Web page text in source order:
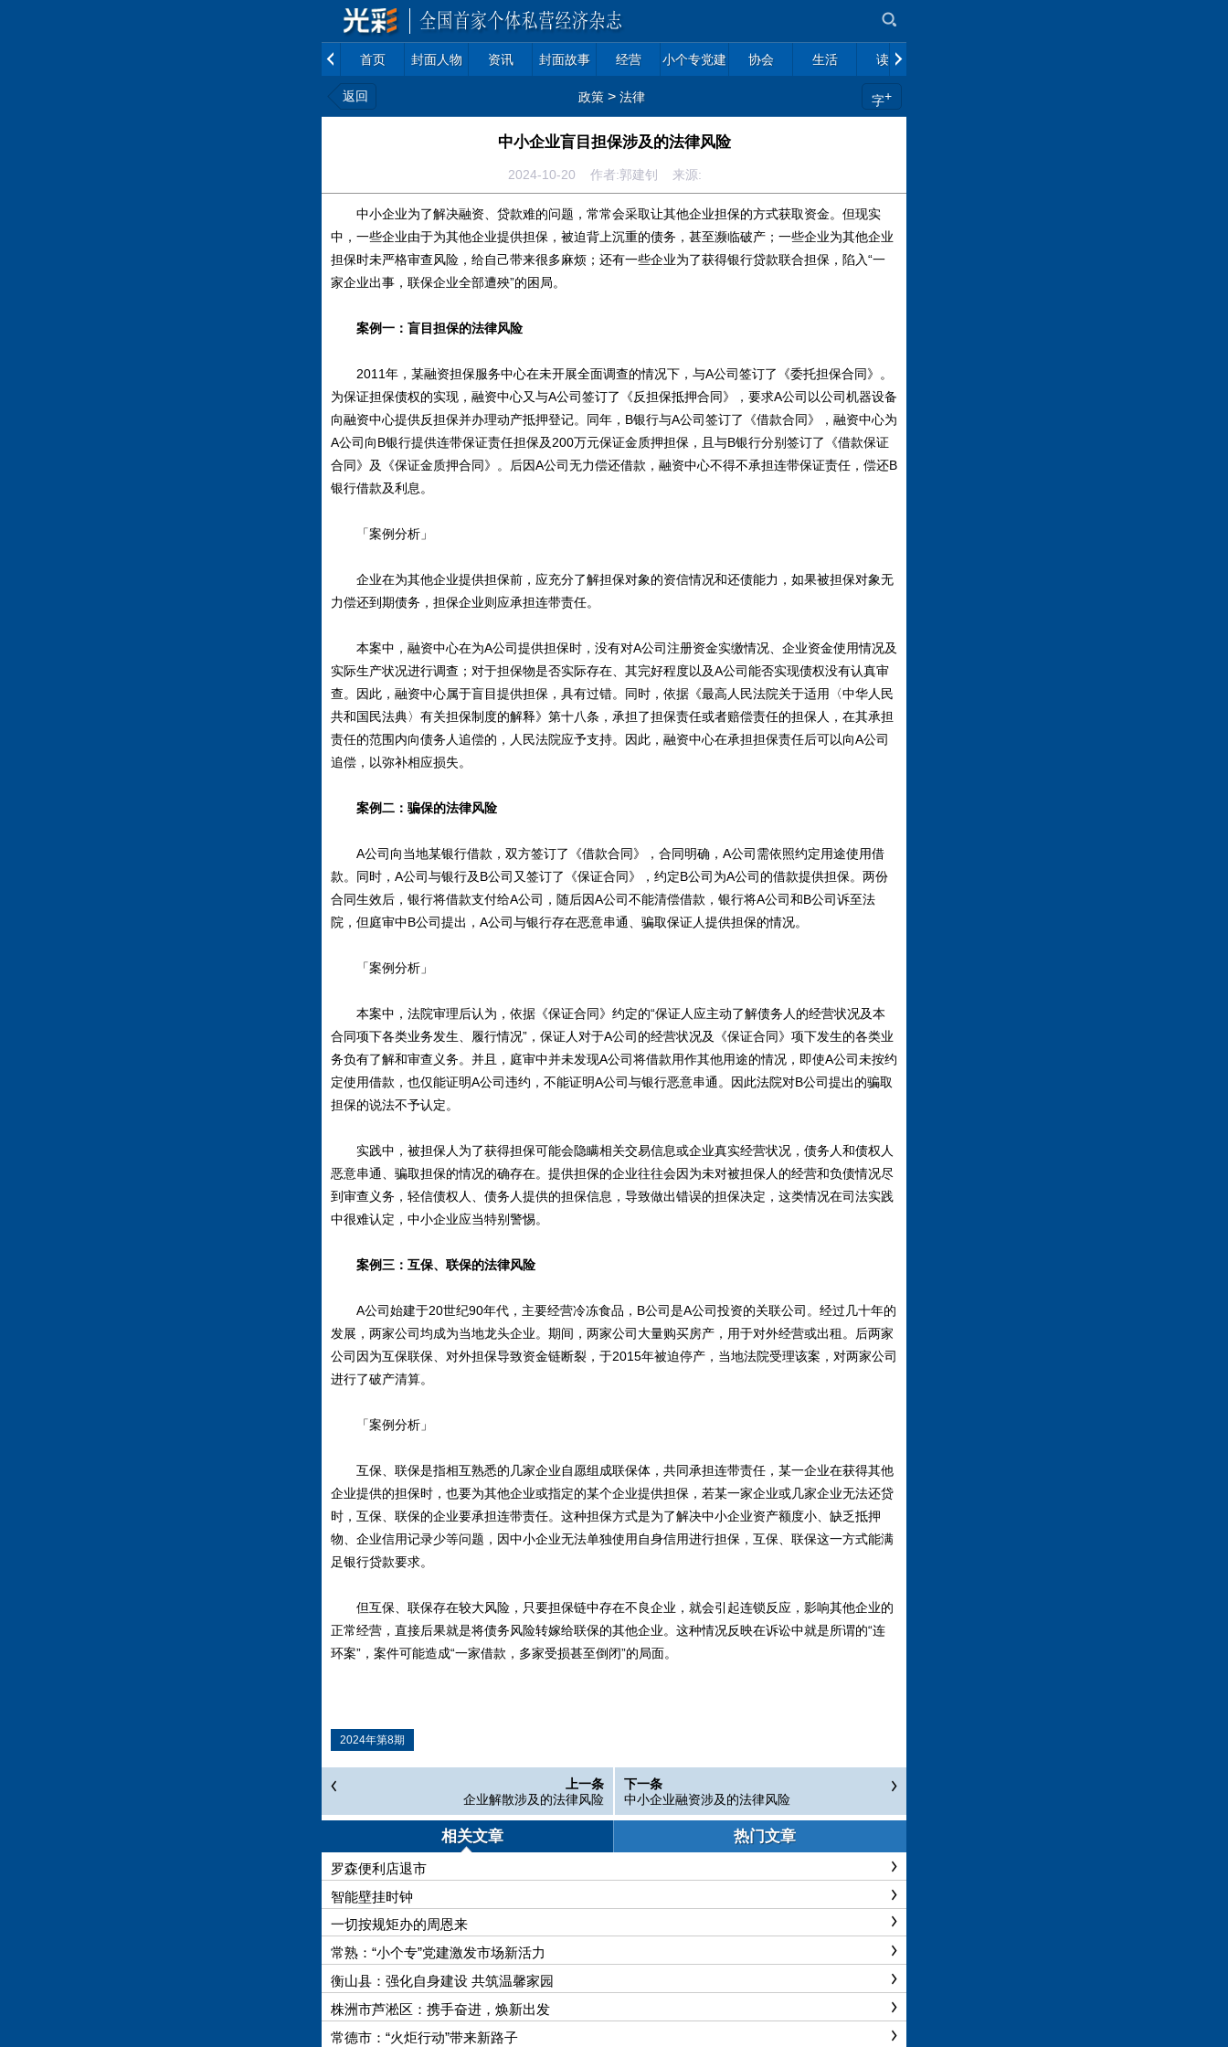
首页 封面人物 资讯 封面故事 经营 小个专党建 协会 生活 读书
返回 政策 > 法律 字+
中小企业盲目担保涉及的法律风险
2024-10-20 作者:郭建钊 来源:
中小企业为了解决融资、贷款难的问题，常常会采取让其他企业担保的方式获取资金。但现实
中，一些企业由于为其他企业提供担保，被迫背上沉重的债务，甚至濒临破产；一些企业为其他企业
担保时未严格审查风险，给自己带来很多麻烦；还有一些企业为了获得银行贷款联合担保，陷入“一
家企业出事，联保企业全部遭殃”的困局。
案例一：盲目担保的法律风险
2011年，某融资担保服务中心在未开展全面调查的情况下，与A公司签订了《委托担保合同》。
为保证担保债权的实现，融资中心又与A公司签订了《反担保抵押合同》，要求A公司以公司机器设备
向融资中心提供反担保并办理动产抵押登记。同年，B银行与A公司签订了《借款合同》，融资中心为
A公司向B银行提供连带保证责任担保及200万元保证金质押担保，且与B银行分别签订了《借款保证
合同》及《保证金质押合同》。后因A公司无力偿还借款，融资中心不得不承担连带保证责任，偿还B
银行借款及利息。
「案例分析」
企业在为其他企业提供担保前，应充分了解担保对象的资信情况和还债能力，如果被担保对象无
力偿还到期债务，担保企业则应承担连带责任。
本案中，融资中心在为A公司提供担保时，没有对A公司注册资金实缴情况、企业资金使用情况及
实际生产状况进行调查；对于担保物是否实际存在、其完好程度以及A公司能否实现债权没有认真审
查。因此，融资中心属于盲目提供担保，具有过错。同时，依据《最高人民法院关于适用〈中华人民
共和国民法典〉有关担保制度的解释》第十八条，承担了担保责任或者赔偿责任的担保人，在其承担
责任的范围内向债务人追偿的，人民法院应予支持。因此，融资中心在承担担保责任后可以向A公司
追偿，以弥补相应损失。
案例二：骗保的法律风险
A公司向当地某银行借款，双方签订了《借款合同》，合同明确，A公司需依照约定用途使用借
款。同时，A公司与银行及B公司又签订了《保证合同》，约定B公司为A公司的借款提供担保。两份
合同生效后，银行将借款支付给A公司，随后因A公司不能清偿借款，银行将A公司和B公司诉至法
院，但庭审中B公司提出，A公司与银行存在恶意串通、骗取保证人提供担保的情况。
「案例分析」
本案中，法院审理后认为，依据《保证合同》约定的“保证人应主动了解债务人的经营状况及本
合同项下各类业务发生、履行情况”，保证人对于A公司的经营状况及《保证合同》项下发生的各类业
务负有了解和审查义务。并且，庭审中并未发现A公司将借款用作其他用途的情况，即使A公司未按约
定使用借款，也仅能证明A公司违约，不能证明A公司与银行恶意串通。因此法院对B公司提出的骗取
担保的说法不予认定。
实践中，被担保人为了获得担保可能会隐瞒相关交易信息或企业真实经营状况，债务人和债权人
恶意串通、骗取担保的情况的确存在。提供担保的企业往往会因为未对被担保人的经营和负债情况尽
到审查义务，轻信债权人、债务人提供的担保信息，导致做出错误的担保决定，这类情况在司法实践
中很难认定，中小企业应当特别警惕。
案例三：互保、联保的法律风险
A公司始建于20世纪90年代，主要经营冷冻食品，B公司是A公司投资的关联公司。经过几十年的
发展，两家公司均成为当地龙头企业。期间，两家公司大量购买房产，用于对外经营或出租。后两家
公司因为互保联保、对外担保导致资金链断裂，于2015年被迫停产，当地法院受理该案，对两家公司
进行了破产清算。
「案例分析」
互保、联保是指相互熟悉的几家企业自愿组成联保体，共同承担连带责任，某一企业在获得其他
企业提供的担保时，也要为其他企业或指定的某个企业提供担保，若某一家企业或几家企业无法还贷
时，互保、联保的企业要承担连带责任。这种担保方式是为了解决中小企业资产额度小、缺乏抵押
物、企业信用记录少等问题，因中小企业无法单独使用自身信用进行担保，互保、联保这一方式能满
足银行贷款要求。
但互保、联保存在较大风险，只要担保链中存在不良企业，就会引起连锁反应，影响其他企业的
正常经营，直接后果就是将债务风险转嫁给联保的其他企业。这种情况反映在诉讼中就是所谓的“连
环案”，案件可能造成“一家借款，多家受损甚至倒闭”的局面。
2024年第8期
上一条
企业解散涉及的法律风险
下一条
中小企业融资涉及的法律风险
相关文章 热门文章
罗森便利店退市
智能壁挂时钟
一切按规矩办的周恩来
常熟：“小个专”党建激发市场新活力
衡山县：强化自身建设 共筑温馨家园
株洲市芦淞区：携手奋进，焕新出发
常德市：“火炬行动”带来新路子